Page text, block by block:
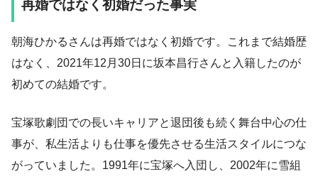
再婚ではなく初婚だった事実
朝海ひかるさんは再婚ではなく初婚です。これまで結婚歴
はなく、2021年12月30日に坂本昌行さんと入籍したのが
初めての結婚です。
宝塚歌劇団での長いキャリアと退団後も続く舞台中心の仕
事が、私生活よりも仕事を優先させる生活スタイルにつな
がっていました。1991年に宝塚へ入団し、2002年に雪組